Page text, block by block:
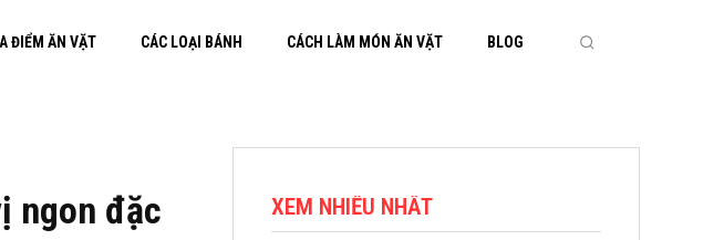
ĐIỂM ĂN VẶT CÁC LOẠI BÁNH CÁCH LÀM MÓN ĂN VẶT BLOG
ngon đặc
XEM NHIỀU NHẤT